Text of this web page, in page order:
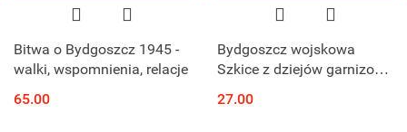
Bitwa o Bydgoszcz 1945 -
walki, wspomnienia, relacje
65.00
Bydgoszcz wojskowa
Szkice z dziejów garnizonu
najdawniejszych do
27.00